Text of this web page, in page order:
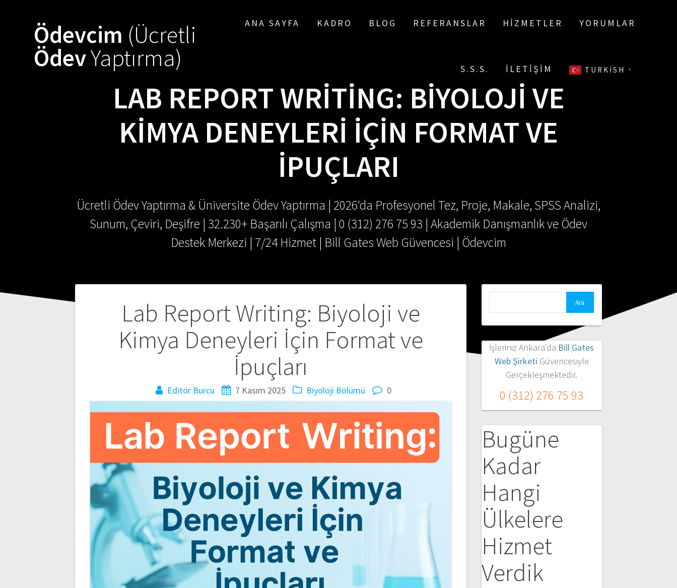
Ödevcim (Ücretli
ÖdevYaptırma)
ANA SAYFA KADRO BLOG REFERANSLAR HIZMETLER YORUMLAR
S.S.S. İLETIŞIM TURKISH ▼
LAB REPORT WRITING: BIYOLOJI VE
KIMYA DENEYLERI İÇIN FORMAT VE
İPUÇLARI
Ücretli Ödev Yaptırma & Üniversite Ödev Yaptırma | 2026'da Profesyonel Tez, Proje, Makale, SPSS Analizi,
Sunum, Çeviri, Deşifre | 32.230+ Başarılı Çalışma | 0 (312) 276 75 93 | Akademik Danışmanlık ve Ödev
Destek Merkezi | 7/24 Hizmet | Bill Gates Web Güvencesi | Ödevcim
Lab Report Writing: Biyoloji ve
Kimya Deneyleri İçin Format ve
İpuçları
Editör Burcu 7 Kasım 2025 Biyoloji Bölümü 0
Yazı
gezinmesi
İşleriniz Ankara'da Bill Gates
Web Şirketi Güvencesiyle
Gerçekleşmektedir.
0 (312) 276 75 93
Bugüne
Kadar
Hangi
Ülkelere
Hizmet
Verdik